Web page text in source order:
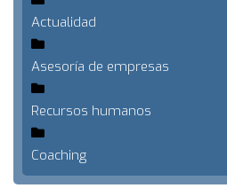
Actualidad
Asesoría de empresas
Recursos humanos
Coaching